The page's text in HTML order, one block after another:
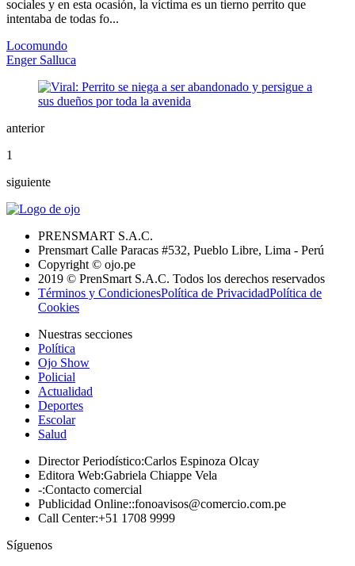
sociales y en esta ocasión, la víctima es un tierno perrito que
intentaba de todas fo...
Locomundo
Enger Salluca
anterior
1
siguiente
PRENSMART S.A.C.
Prensmart Calle Paracas #532, Pueblo Libre, Lima - Perú
Copyright © ojo.pe
2019 © PrenSmart S.A.C. Todos los derechos reservados
Términos y CondicionesPolítica de PrivacidadPolítica de
Cookies
Nuestras secciones
Política
Ojo Show
Policial
Actualidad
Deportes
Escolar
Salud
Director Periodístico:Carlos Espinoza Olcay
Editora Web:Gabriela Chiappe Vela
-:Contacto comercial
Publicidad Online::fonoavisos@comercio.com.pe
Call Center:+51 1708 9999
Síguenos